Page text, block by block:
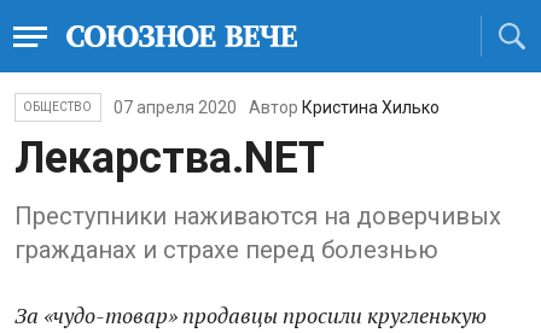
ОБЩЕСТВО 07 апреля 2020 Автор Кристина Хилько
Лекарства.NET
Преступники наживаются на доверчивых
гражданах и страхе перед болезнью
За «чудо-товар» продавцы просили кругленькую